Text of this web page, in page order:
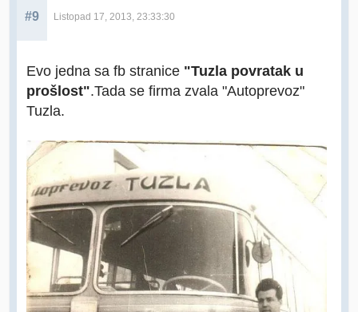
#9 Listopad 17, 2013, 23:33:30
Evo jedna sa fb stranice "Tuzla povratak u
prošlost".Tada se firma zvala "Autoprevoz"
Tuzla.